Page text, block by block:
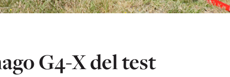
G4-X del test